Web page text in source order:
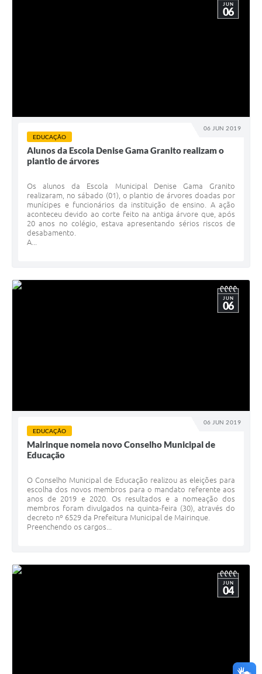
06 JUN 2019
JUN
06
EDUCAÇÃO
Alunos da Escola Denise Gama Granito realizam o
plantio de árvores
Os alunos da Escola Municipal Denise Gama Granito
realizaram, no sábado (01), o plantio de árvores doadas por
munícipes e funcionários da instituição de ensino. A ação
aconteceu devido ao corte feito na antiga árvore que, após
20 anos no colégio, estava apresentando sérios riscos de
desabamento.
A...
06 JUN 2019
JUN
06
EDUCAÇÃO
Mairinque nomeia novo Conselho Municipal de
Educação
O Conselho Municipal de Educação realizou as eleições para
escolha dos novos membros para o mandato referente aos
anos de 2019 e 2020. Os resultados e a nomeação dos
membros foram divulgados na quinta-feira (30), através do
decreto nº 6529 da Prefeitura Municipal de Mairinque.
Preenchendo os cargos...
JUN
04